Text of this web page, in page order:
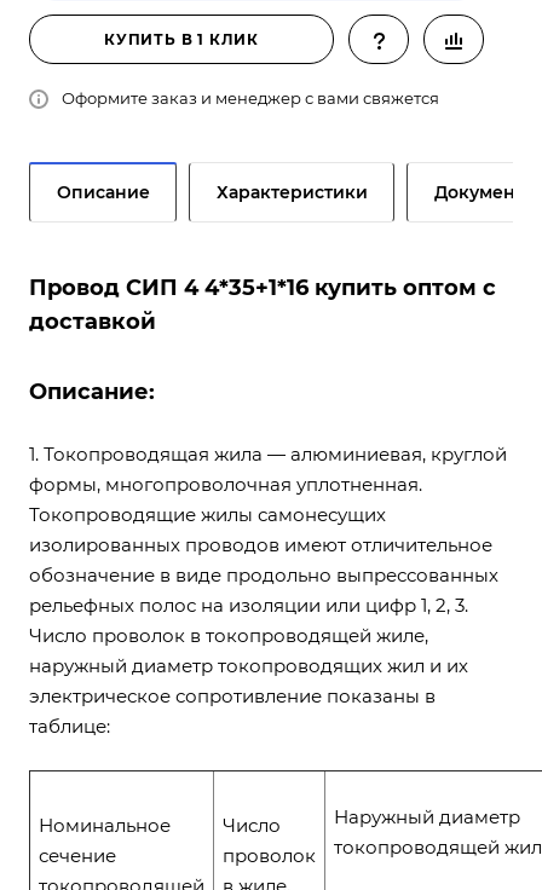
КУПИТЬ В 1 КЛИК
Оформите заказ и менеджер с вами свяжется
Описание Характеристики Документы
Провод СИП 4 4*35+1*16 купить оптом с
доставкой
Описание:
1. Токопроводящая жила — алюминиевая, круглой
формы, многопроволочная уплотнен­ная.
Токопроводящие жилы самонесущих
изолированных проводов имеют отличительное
обозначение в виде продольно выпрессованных
рельефных полос на изоляции или цифр 1, 2, 3.
Число проволок в токопроводящей жиле,
наружный диаметр токопроводящих жил и их
электрическое сопротивление показаны в
таблице:
Номинальное
сечение
Число
проволок
Наружный диаметр
токопроводящей